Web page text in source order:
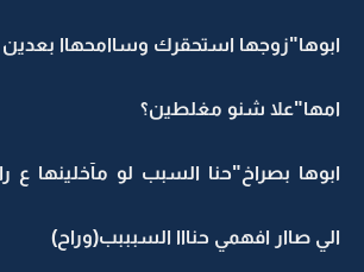
ابوها"زوجها استحقرك وساامحهاا بعدين
امها"علا شنو مغلطين؟
ابوها بصراخ"حنا السبب لو مآخلينها ع
الي صاار افهمي حنااا السبببب(وراح)